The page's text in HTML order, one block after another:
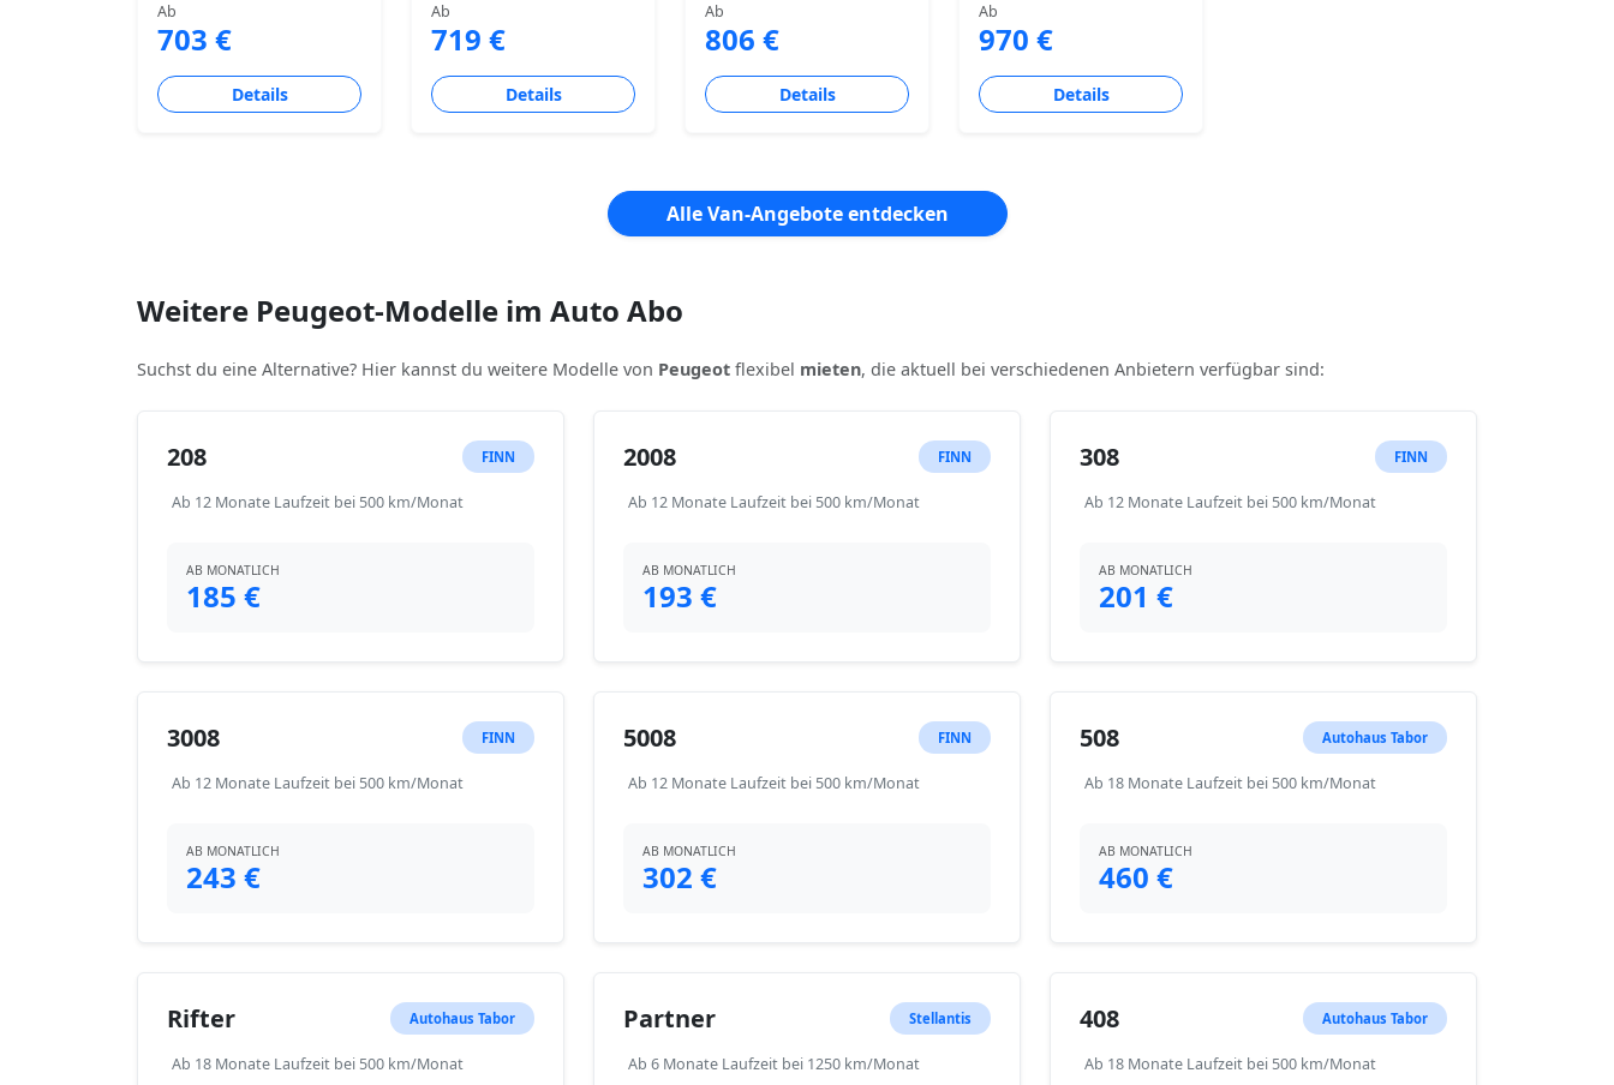
Ab
703 €
Details
Ab
719 €
Details
Ab
806 €
Details
Ab
970 €
Details
Alle Van-Angebote entdecken
Weitere Peugeot-Modelle im Auto Abo
Suchst du eine Alternative? Hier kannst du weitere Modelle von Peugeot flexibel mieten, die aktuell bei verschiedenen Anbietern verfügbar sind:
208 FINN
Ab 12 Monate Laufzeit bei 500 km/Monat
AB MONATLICH
185 €
2008 FINN
Ab 12 Monate Laufzeit bei 500 km/Monat
AB MONATLICH
193 €
308 FINN
Ab 12 Monate Laufzeit bei 500 km/Monat
AB MONATLICH
201 €
3008 FINN
Ab 12 Monate Laufzeit bei 500 km/Monat
AB MONATLICH
243 €
5008 FINN
Ab 12 Monate Laufzeit bei 500 km/Monat
AB MONATLICH
302 €
508 Autohaus Tabor
Ab 18 Monate Laufzeit bei 500 km/Monat
AB MONATLICH
460 €
Rifter Autohaus Tabor
Ab 18 Monate Laufzeit bei 500 km/Monat
Partner Stellantis
Ab 6 Monate Laufzeit bei 1250 km/Monat
408 Autohaus Tabor
Ab 18 Monate Laufzeit bei 500 km/Monat